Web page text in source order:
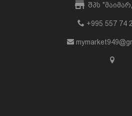
შპს
+995 557 74